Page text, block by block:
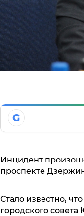
G
Инцидент
проспекте
Стало известно,
городского